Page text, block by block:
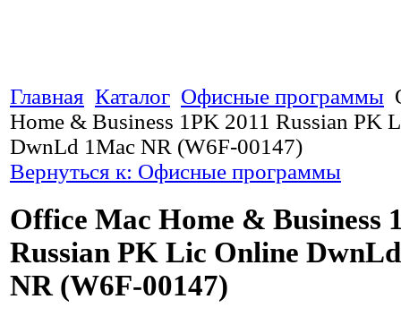
Главная Каталог Офисные программы
Home & Business 1PK 2011 Russian PK
DwnLd 1Mac NR (W6F-00147)
Вернуться к: Офисные программы
Office Mac Home & Business
Russian PK Lic Online
NR (W6F-00147)